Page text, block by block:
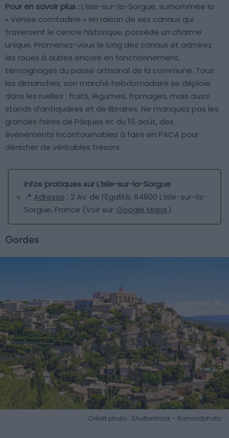
Pour en savoir plus : L’Isle-sur-la-Sorgue, surnommée la
« Venise comtadine » en raison de ses canaux qui
traversent le centre historique, possède un charme
unique. Promenez-vous le long des canaux et admirez
les roues à aubes encore en fonctionnement,
témoignages du passé artisanal de la commune. Tous
les dimanches, son marché hebdomadaire se déploie
dans les ruelles : fruits, légumes, fromages, mais aussi
stands d’antiquaires et de libraires. Ne manquez pas les
grandes foires de Pâques et du 15 août, des
évènements incontournables à faire en PACA pour
dénicher de véritables trésors.
Infos pratiques sur L’Isle-sur-la-Sorgue
📍 Adresse : 2 Av. de l’Égalité, 84800 L’Isle-sur-la-
Sorgue, France (Voir sur Google Maps)
Gordes
Crédit photo : Shutterstock – Romrodphoto